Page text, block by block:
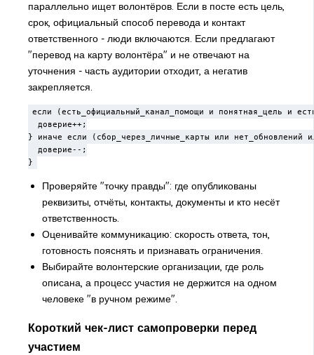
параллельно ищет волонтёров. Если в посте есть цель,
срок, официальный способ перевода и контакт
ответственного - люди включаются. Если предлагают
"перевод на карту волонтёра" и не отвечают на
уточнения - часть аудитории отходит, а негатив
закрепляется.
если (есть_официальный_канал_помощи и понятная_цель и
  доверие++;
} иначе если (сбор_через_личные_карты или нет_обновлений
  доверие--;
}
Проверяйте "точку правды": где опубликованы
реквизиты, отчёты, контакты, документы и кто несёт
ответственность.
Оценивайте коммуникацию: скорость ответа, тон,
готовность пояснять и признавать ограничения.
Выбирайте волонтерские организации, где роль
описана, а процесс участия не держится на одном
человеке "в ручном режиме".
Короткий чек-лист самопроверки перед
участием